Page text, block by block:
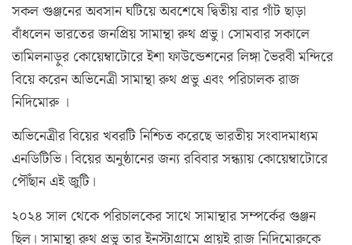
সকল গুঞ্জনের অবসান ঘটিয়ে অবশেষে দ্বিতীয় বার গাঁট ছাড়া
বাঁধলেন ভারতের জনপ্রিয় সামান্থা রুথ প্রভু। সোমবার সকালে
তামিলনাড়ুর কোয়েম্বাটোরে ইশা ফাউন্ডেশনের লিঙ্গা ভৈরবী মন্দিরে
বিয়ে করেন অভিনেত্রী সামান্থা রুথ প্রভু এবং পরিচালক রাজ
নিদিমোরু ।
অভিনেত্রীর বিয়ের খবরটি নিশ্চিত করেছে ভারতীয় সংবাদমাধ্যম
এনডিটিভি। বিয়ের অনুষ্ঠানের জন্য রবিবার সন্ধ্যায় কোয়েম্বাটোরে
পৌঁছান এই জুটি।
২০২৪ সাল থেকে পরিচালকের সাথে সামান্থার সম্পর্কের গুঞ্জন
ছিল। সামান্থা রুথ প্রভু তার ইনস্টাগ্রামে প্রায়ই রাজ নিদিমোরুকে